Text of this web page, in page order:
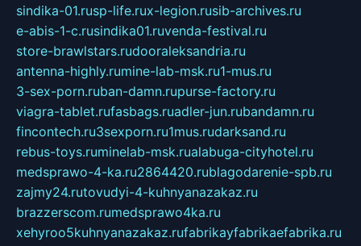
sindika-01.rusp-life.rux-legion.rusib-archives.ru
e-abis-1-c.rusindika01.ruvenda-festival.ru
store-brawlstars.rudooraleksandria.ru
antenna-highly.rumine-lab-msk.ru1-mus.ru
3-sex-porn.ruban-damn.rupurse-factory.ru
viagra-tablet.rufasbags.ruadler-jun.rubandamn.ru
fincontech.ru3sexporn.ru1mus.rudarksand.ru
rebus-toys.ruminelab-msk.rualabuga-cityhotel.ru
medsprawo-4-ka.ru2864420.rublagodarenie-spb.ru
zajmy24.rutovudyi-4-kuhnyanazakaz.ru
brazzerscom.rumedsprawo4ka.ru
xehyroo5kuhnyanazakaz.rufabrikayfabrikaefabrika.ru